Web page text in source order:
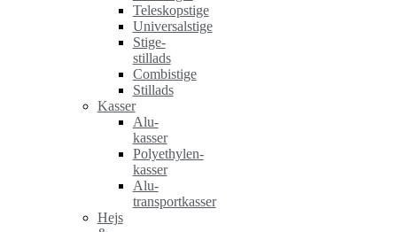
Teleskopstige
Universalstige
Stige-
stillads
Combistige
Stillads
Kasser
Alu-
kasser
Polyethylen-
kasser
Alu-
transportkasser
Hejs